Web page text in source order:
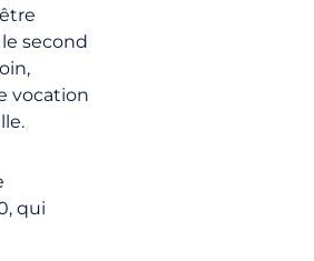
second
vocation
qui